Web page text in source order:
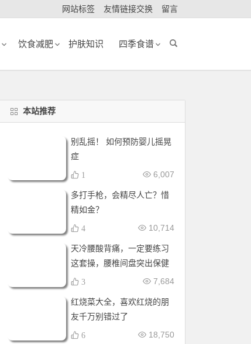
网站标签 友情链接交换 留言
饮食减肥 护肤知识 四季食谱
本站推荐
别乱摇！ 如何预防婴儿摇晃
症
6,007
1
多打手枪，会精尽人亡？惜
精如金？
10,714
4
天冷腰酸背痛，一定要练习
这套操，腰椎间盘突出保健
操，全套收好！每天十分钟
7,684
3
红烧菜大全，喜欢红烧的朋
友千万别错过了
18,750
6